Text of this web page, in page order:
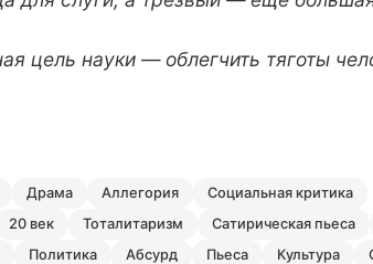
цель науки — облегчить тяготы
драма аллегория
социальная критика
20 век тоталитаризм сатирическая пьеса
политика абсурд пьеса культура